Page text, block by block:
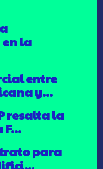
la
entre
y...
resalta la
para